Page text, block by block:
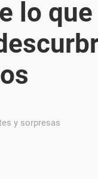
lo
y sorpresas